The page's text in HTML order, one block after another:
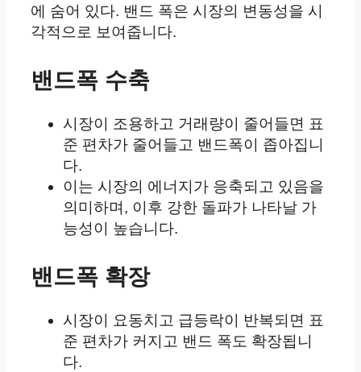
에 숨어 있다. 밴드 폭은 시장의 변동성을 시
각적으로 보여줍니다.
밴드폭 수축
시장이 조용하고 거래량이 줄어들면 표
준 편차가 줄어들고 밴드폭이 좁아집니
다.
이는 시장의 에너지가 응축되고 있음을
의미하며, 이후 강한 돌파가 나타날 가
능성이 높습니다.
밴드폭 확장
시장이 요동치고 급등락이 반복되면 표
준 편차가 커지고 밴드 폭도 확장됩니
다.